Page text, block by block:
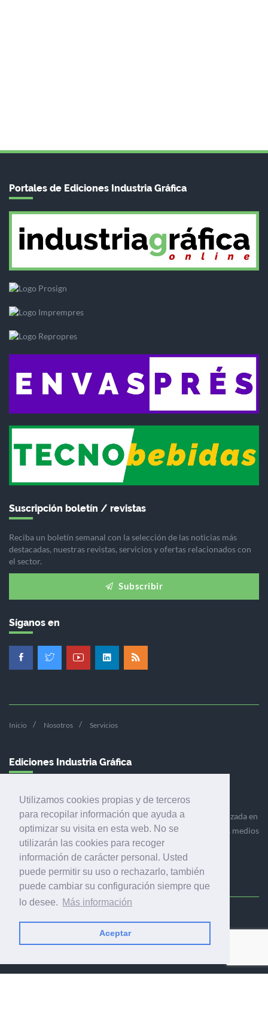
Utilizamos cookies propias y de terceros
para recopilar información que ayuda a
optimizar su visita en esta web. No se
utilizarán las cookies para recoger
información de carácter personal. Usted
puede permitir su uso o rechazarlo, también
puede cambiar su configuración siempre que
lo desee. Más información
Aceptar
Portales de Ediciones Industria Gráfica
Suscripción boletín / revistas
Reciba un boletín semanal con la selección de las noticias más
destacadas, nuestras revistas, servicios y ofertas relacionados con
el sector.
Subscribir
Síganos en
Inicio Nosotros Servicios
Ediciones Industria Gráfica
Ediciones Industria Gráfica es una empresa editora especializada en
el mercado de la comunicación gráfica que engloba diversos medios
profesionales especializados en el mercado gráfico, la
comunicación visual y el envasado.
Calle Fluvià 257, bajos, 08020 Barcelona (España)